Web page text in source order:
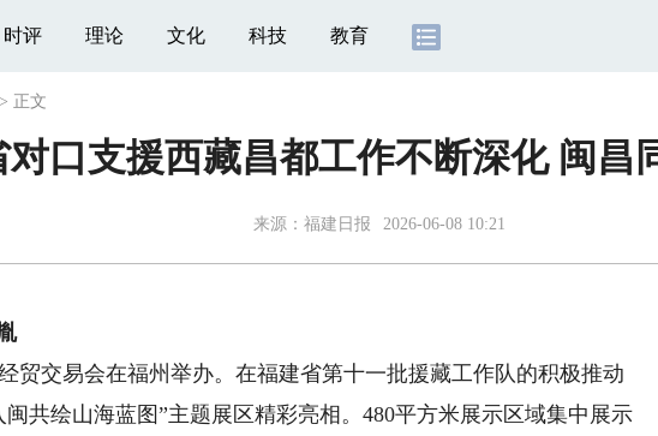
时评 理论 文化 科技 教育
> 正文
对口支援西藏昌都工作不断深化 闽昌
来源： 福建日报 2026-06-08 10:21
交易会在福州举办。在福建省第十一批援藏工作队的积极推动
共绘山海蓝图”主题展区精彩亮相。480平方米展示区域集中展示